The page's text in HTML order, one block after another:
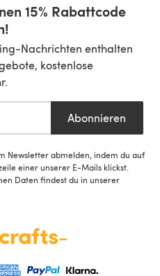
15% Rabattcode
Nachrichten enthalten
kostenlose
Abonnieren
Newsletter abmelden, indem du auf
einer unserer E-Mails klickst.
Daten findest du in unserer